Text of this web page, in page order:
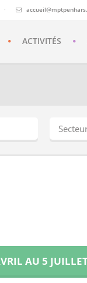
·
ACTIVITÉS
AU 5